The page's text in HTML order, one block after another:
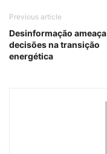
Previous article
Desinformação ameaça
decisões na transição
energética